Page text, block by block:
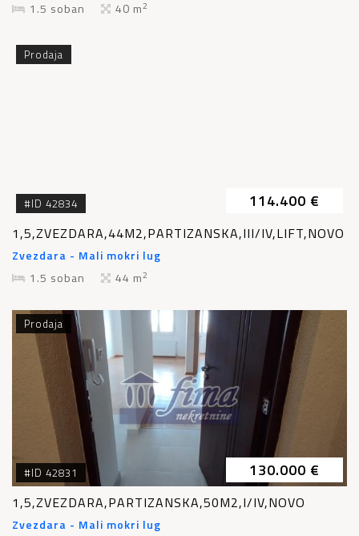
1.5 soban 40 m2
#ID 42834
Prodaja
114.400 €
1,5,ZVEZDARA,44M2,PARTIZANSKA,III/IV,LIFT,NOVO
Zvezdara - Mali mokri lug
1.5 soban
44 m2
#ID 42831
Prodaja
130.000 €
1,5,ZVEZDARA,PARTIZANSKA,50M2,I/IV,NOVO
Zvezdara - Mali mokri lug